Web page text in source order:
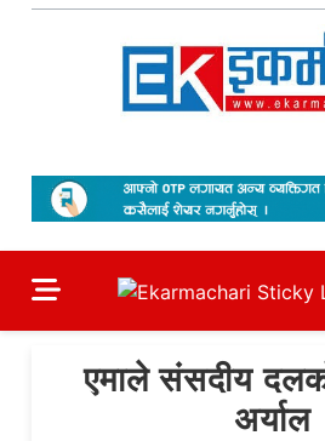
Skip
एमाले संसदीय
अर्याल